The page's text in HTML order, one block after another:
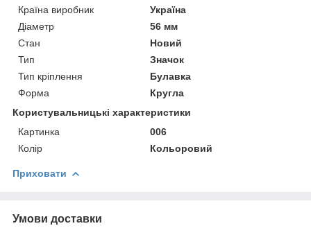
Країна виробник
Україна
Діаметр
56 мм
Стан
Новий
Тип
Значок
Тип кріплення
Булавка
Форма
Кругла
Користувальницькі характеристики
Картинка
006
Колір
Кольоровий
Приховати
Умови доставки